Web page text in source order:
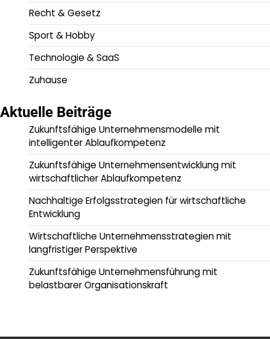
Recht & Gesetz
Sport & Hobby
Technologie & SaaS
Zuhause
Aktuelle Beiträge
Zukunftsfähige Unternehmensmodelle mit
intelligenter Ablaufkompetenz
Zukunftsfähige Unternehmensentwicklung mit
wirtschaftlicher Ablaufkompetenz
Nachhaltige Erfolgsstrategien für wirtschaftliche
Entwicklung
Wirtschaftliche Unternehmensstrategien mit
langfristiger Perspektive
Zukunftsfähige Unternehmensführung mit
belastbarer Organisationskraft